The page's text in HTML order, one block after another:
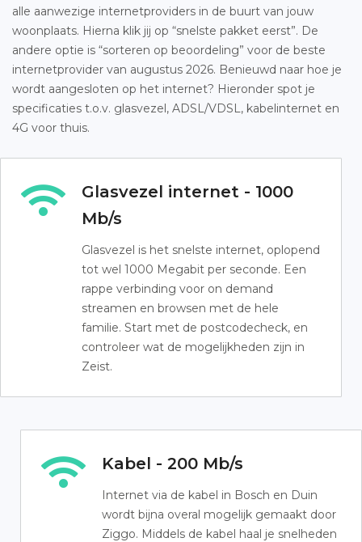
alle aanwezige internetproviders in de buurt van jouw
woonplaats. Hierna klik jij op “snelste pakket eerst”. De
andere optie is “sorteren op beoordeling” voor de beste
internetprovider van augustus 2026. Benieuwd naar hoe je
wordt aangesloten op het internet? Hieronder spot je
specificaties t.o.v. glasvezel, ADSL/VDSL, kabelinternet en
4G voor thuis.
Glasvezel internet - 1000
Mb/s
Glasvezel is het snelste internet, oplopend
tot wel 1000 Megabit per seconde. Een
rappe verbinding voor on demand
streamen en browsen met de hele
familie. Start met de postcodecheck, en
controleer wat de mogelijkheden zijn in
Zeist.
Kabel - 200 Mb/s
Internet via de kabel in Bosch en Duin
wordt bijna overal mogelijk gemaakt door
Ziggo. Middels de kabel haal je snelheden